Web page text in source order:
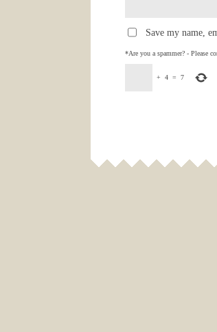
Save my name,
*Are you a spammer? - Please
+ 4 = 7